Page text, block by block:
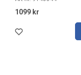
1099 kr